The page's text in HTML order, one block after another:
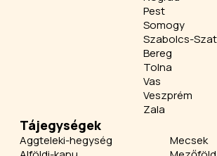
Pest
Somogy
Szabolcs-
Bereg
Tolna
Vas
Veszprém
Zala
Tájegységek
Aggteleki-hegység
Mecsek